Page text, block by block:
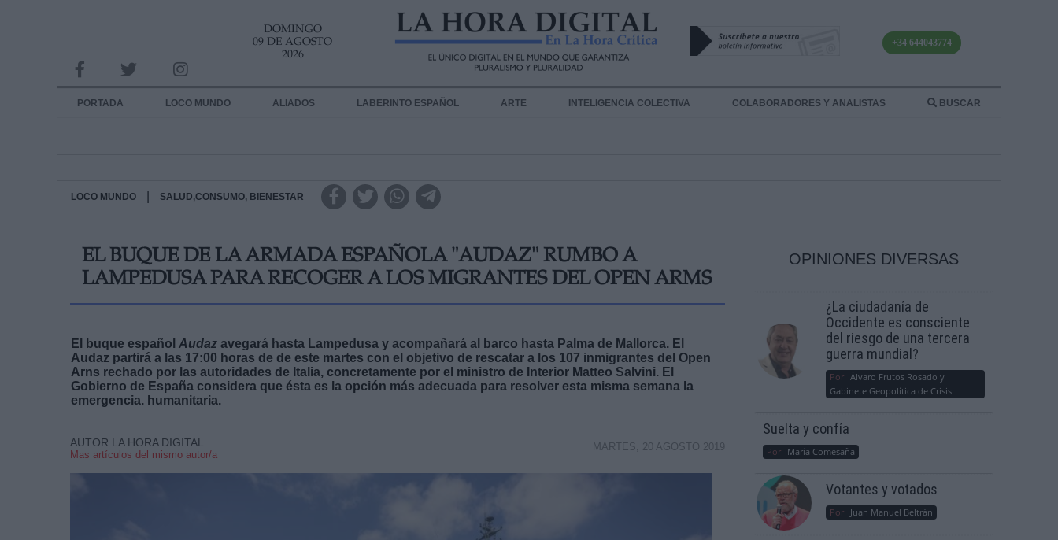
DOMINGO
09 DE AGOSTO
2026
+34 644043774
PORTADA LOCO MUNDO ALIADOS LABERINTO ESPAÑOL ARTE INTELIGENCIA COLECTIVA COLABORADORES Y ANALISTAS BUSCAR
LOCO MUNDO SALUD,CONSUMO, BIENESTAR
EL BUQUE DE LA ARMADA ESPAÑOLA "AUDAZ" RUMBO A
LAMPEDUSA PARA RECOGER A LOS MIGRANTES DEL OPEN ARMS
El buque español Audaz avegará hasta Lampedusa y acompañará al barco hasta Palma de Mallorca. El
Audaz partirá a las 17:00 horas de de este martes con el objetivo de rescatar a los 107 inmigrantes del Open
Arns rechado por las autoridades de Italia, concretamente por el ministro de Interior Matteo Salvini. El
Gobierno de España considera que ésta es la opción más adecuada para resolver esta misma semana la
emergencia. humanitaria.
AUTOR LA HORA DIGITAL
Mas artículos del mismo autor/a
MARTES, 20 AGOSTO 2019
OPINIONES DIVERSAS
¿La ciudadanía de
Occidente es consciente
del riesgo de una tercera
guerra mundial?
Por Álvaro Frutos Rosado y
Gabinete Geopolítica de Crisis
Suelta y confía
Por María Comesaña
Votantes y votados
Por Juan Manuel Beltrán
INFORMACION SOBRE LA PROTECCIÓN DE TUS DATOS
Responsable:
Destinatarios:
link
Información adicional
link